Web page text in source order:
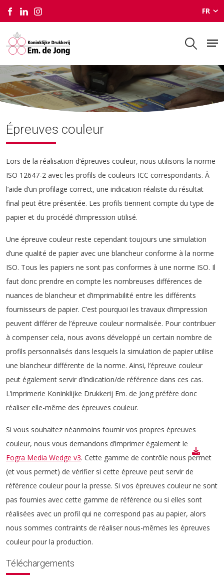
FR
Épreuves couleur
Épreuves couleur
Lors de la réalisation d’épreuves couleur, nous utilisons la norme
ISO 12647-2 avec les profils de couleurs ICC correspondants. À
l’aide d’un profilage correct, une indication réaliste du résultat
final peut être présentée. Les profils tiennent compte du type de
papier et du procédé d’impression utilisé.
Une épreuve couleur reste cependant toujours une simulation
d’une qualité de papier avec une blancheur conforme à la norme
ISO. Tous les papiers ne sont pas conformes à une norme ISO. Il
faut donc prendre en compte les nombreuses différences de
nuances de blancheur et d’imprimabilité entre les différents
fournisseurs de papier. C’est pourquoi les travaux d’impression
peuvent différer de l’épreuve couleur normalisée. Pour contribuer
à compenser cela, nous avons développé un certain nombre de
profils personnalisés dans lesquels la simulation de papier utilise
une blancheur différente de la norme. Ainsi, l’épreuve couleur
peut également servir d’indication/de référence dans ces cas.
L’imprimerie Koninklijke Drukkerij Em. de Jong préfère donc
réaliser elle-même des épreuves couleur.
Si vous souhaitez néanmoins fournir vos propres épreuves
couleur, nous vous demandons d’imprimer également le
Fogra Media Wedge v3. Cette gamme de contrôle nous permet
(et vous permet) de vérifier si cette épreuve peut servir de
référence couleur pour la presse. Si vos épreuves couleur ne sont
pas fournies avec cette gamme de référence ou si elles sont
réalisées avec un profil qui ne correspond pas au papier, alors
nous sommes contraints de réaliser nous-mêmes les épreuves
couleur pour la production.
Téléchargements